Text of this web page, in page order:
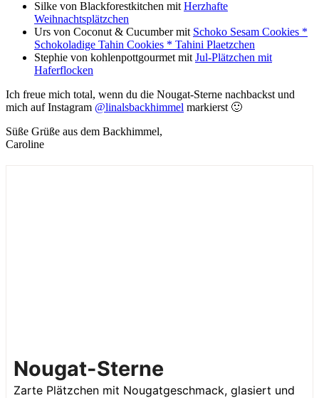
Silke von Blackforestkitchen mit Herzhafte
Weihnachtsplätzchen
Urs von Coconut & Cucumber mit Schoko Sesam Cookies *
Schokoladige Tahin Cookies * Tahini Plaetzchen
Stephie von kohlenpottgourmet mit Jul-Plätzchen mit
Haferflocken
Ich freue mich total, wenn du die Nougat-Sterne nachbackst und
mich auf Instagram @linalsbackhimmel markierst 🙂
Süße Grüße aus dem Backhimmel,
Caroline
Nougat-Sterne
Zarte Plätzchen mit Nougatgeschmack, glasiert und